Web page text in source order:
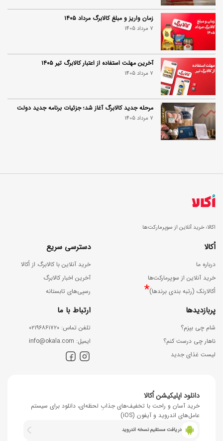
زمان واریز و مبلغ کالابرگ مرداد ۱۴۰۵
7 مرداد 1405
آخرین مهلت استفاده از اعتبار کالابرگ تیر ۱۴۰۵
7 مرداد 1405
مرحله جدید کالابرگ آغاز شد؛ جزئیات برنامه جدید دولت
7 مرداد 1405
اکالا؛ خرید آنلاین از سوپرمارکت‌ها
اُکالا
درباره ما
خرید آنلاین از سوپرمارکت‌ها
اُکالارنک (رتبه بندی برندها)*
دسترسی سریع
خرید آنلاین با کالابرگ از اُکالا
آخرین اخبار کالابرگ
رسپی‌های تابستانه
پربازدیدها
شام چی بپزم؟
ناهار چی درست کنم؟
لیست غذای جدید
ارتباط با ما
ﺗﻠﻔﻦ ﺗﻤﺎس: ۰۲۱۹۶۸۶۱۷۲۰
اﯾﻤﯿﻞ: info@okala.com
دانلود اپلیکیشن اُکالا
خرید آسان و راحت با تخفیف‌های جذابِ لحظه‌ای، دانلود برای سیستم
عامل‌های اندروید و آیفون (iOS)
دریافت مستقیم نسخه اندروید